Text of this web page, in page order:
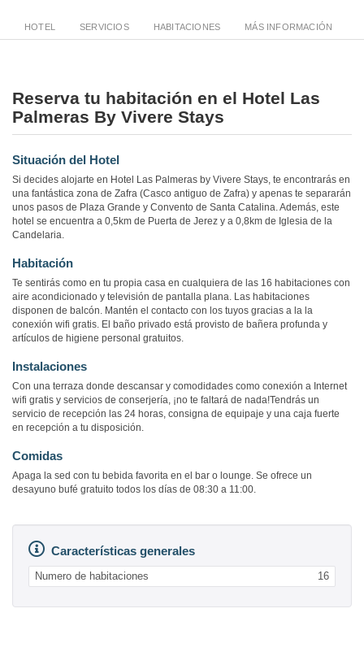
HOTEL SERVICIOS HABITACIONES MÁS INFORMACIÓN
Reserva tu habitación en el Hotel Las
Palmeras By Vivere Stays
Situación del Hotel
Si decides alojarte en Hotel Las Palmeras by Vivere Stays, te encontrarás en
una fantástica zona de Zafra (Casco antiguo de Zafra) y apenas te separarán
unos pasos de Plaza Grande y Convento de Santa Catalina. Además, este
hotel se encuentra a 0,5km de Puerta de Jerez y a 0,8km de Iglesia de la
Candelaria.
Habitación
Te sentirás como en tu propia casa en cualquiera de las 16 habitaciones con
aire acondicionado y televisión de pantalla plana. Las habitaciones
disponen de balcón. Mantén el contacto con los tuyos gracias a la la
conexión wifi gratis. El baño privado está provisto de bañera profunda y
artículos de higiene personal gratuitos.
Instalaciones
Con una terraza donde descansar y comodidades como conexión a Internet
wifi gratis y servicios de conserjería, ¡no te faltará de nada!Tendrás un
servicio de recepción las 24 horas, consigna de equipaje y una caja fuerte
en recepción a tu disposición.
Comidas
Apaga la sed con tu bebida favorita en el bar o lounge. Se ofrece un
desayuno bufé gratuito todos los días de 08:30 a 11:00.
Características generales
Numero de habitaciones 16